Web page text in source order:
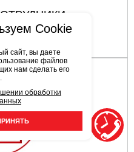
Cookie
сайт, вы даете
файлов
нам сделать его
обработки